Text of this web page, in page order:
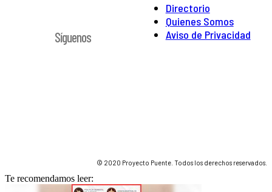
Directorio
Quienes Somos
Aviso de Privacidad
Síguenos
© 2020 Proyecto Puente. Todos los derechos reservados.
Te recomendamos leer: